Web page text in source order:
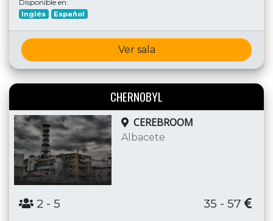
Disponible en:
Inglés Español
Ver sala
CHERNOBYL
CEREBROOM
Albacete
2 - 5 35 - 57